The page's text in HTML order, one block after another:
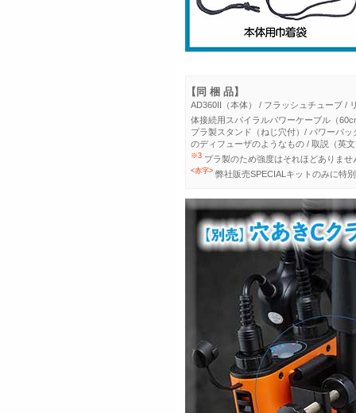
【同 梱 品】
AD360II（本体） / フラッシュチューブ /
体接続用スパイラルパワーケーブル（
プラ製スタンド（ねじ穴付）/ パワーパ
のディフューザのようなもの / 取説（英
※3 プラ製のため強度はそれほどありま
<赤字> 弊社販売SPECIALキットのみに特